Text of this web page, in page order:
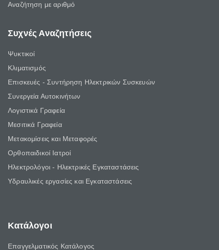
Αναζήτηση με αριθμό
Συχνές Αναζητήσεις
Ψυκτικοί
Κλιματισμός
Επισκευές - Συντήρηση Ηλεκτρικών Συσκευών
Συνεργεία Αυτοκινήτων
Λογιστικά Γραφεία
Μεσιτικά Γραφεία
Μετακομίσεις και Μεταφορές
Ορθοπαιδικοί Ιατροί
Ηλεκτρολόγοι - Ηλεκτρικές Εγκαταστάσεις
Υδραυλικές εργασίες και Εγκαταστάσεις
Κατάλογοι
Επαγγελματικός Κατάλογος